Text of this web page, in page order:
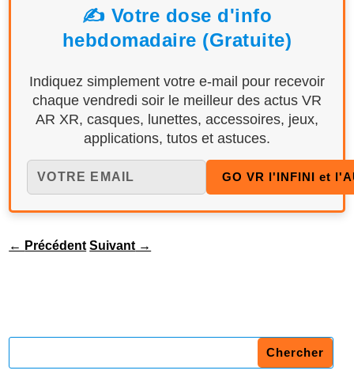
✍️ Votre dose d'info
hebdomadaire (Gratuite)
Indiquez simplement votre e-mail pour recevoir
chaque vendredi soir le meilleur des actus VR
AR XR, casques, lunettes, accessoires, jeux,
applications, tutos et astuces.
← Précédent Suivant →